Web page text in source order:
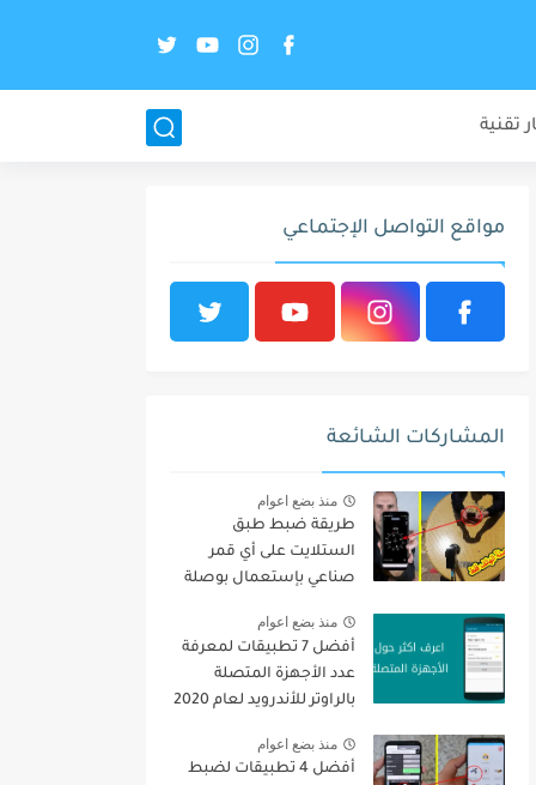
تقنية
مواقع التواصل الإجتماعي
المشاركات الشائعة
منذ بضع اعوام
طريقة ضبط طبق
الستلايت على أي قمر
صناعي بإستعمال بوصلة
القنوات
منذ بضع اعوام
أفضل 7 تطبيقات لمعرفة
عدد الأجهزة المتصلة
بالراوتر للأندرويد لعام 2020
منذ بضع اعوام
أفضل 4 تطبيقات لضبط